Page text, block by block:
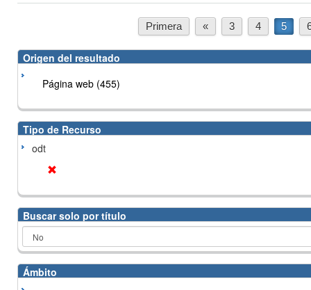
Primera « 3 4 5
Origen del resultado
Página web (455)
Tipo de Recurso
odt
Buscar solo por título
Ámbito